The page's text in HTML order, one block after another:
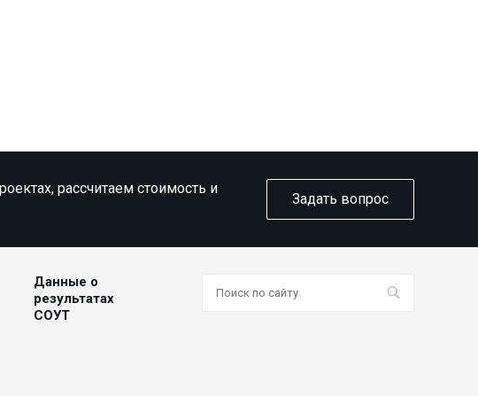
рассчитаем стоимость и
Задать вопрос
Данные о
результатах
СОУТ